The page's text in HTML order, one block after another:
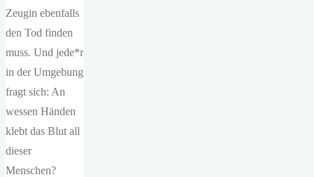
Zeugin ebenfalls
den Tod finden
muss. Und jede*r
in der Umgebung
fragt sich: An
wessen Händen
klebt das Blut all
dieser
Menschen?